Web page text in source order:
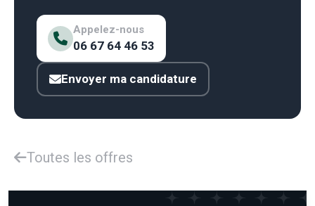
Appelez-nous
06 67 64 46 53
Envoyer ma candidature
Toutes les offres